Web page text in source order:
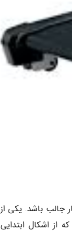
جالب باشد. یکی از
از اشکال ابتدایی